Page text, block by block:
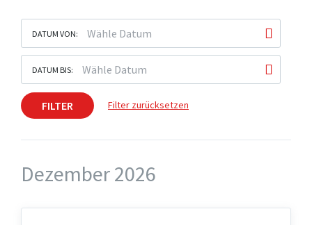
DATUM VON:
DATUM BIS:
FILTER Filter zurücksetzen
Dezember 2026